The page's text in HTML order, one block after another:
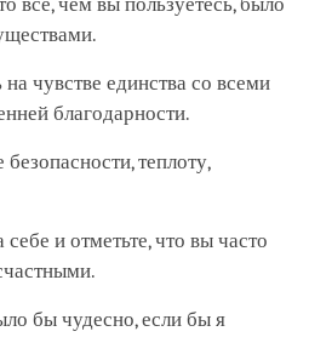
чувстве единства со всеми
благодарности.
теплоту,
и отметьте, что вы часто
бы чудесно, если бы я